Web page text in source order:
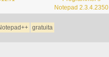
Notepad 2.3.4.2350
gratuita